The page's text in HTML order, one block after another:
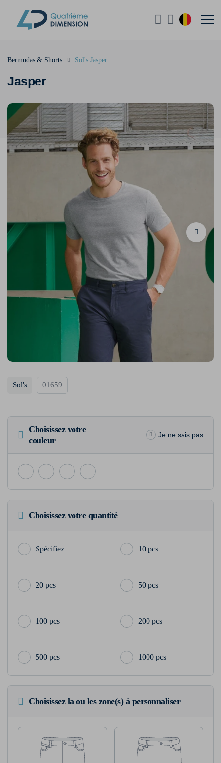
Jasper
Bermudas & Shorts Sol's Jasper
Sol's 01659
Choisissez votre
couleur
Je ne sais pas
Choisissez votre quantité
10 pcs
20 pcs 50 pcs
100 pcs 200 pcs
500 pcs 1000 pcs
Choisissez la ou les zone(s) à personnaliser